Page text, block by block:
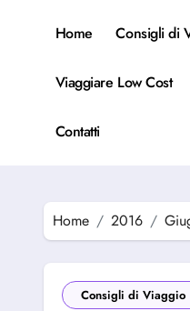
Home Consigli di
Viaggiare Low Cost
Contatti
Home 2016
Consigli di Viaggio